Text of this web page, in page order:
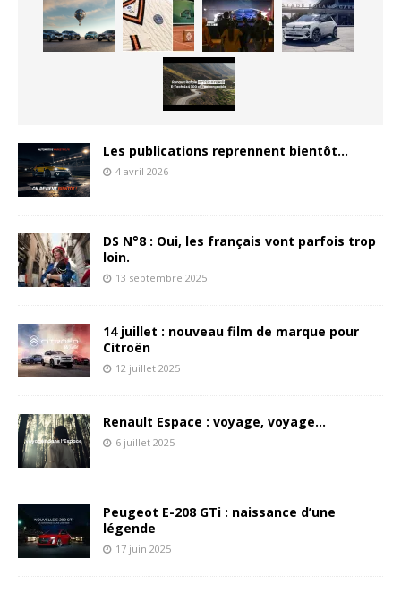
Les publications reprennent bientôt…
4 avril 2026
DS N°8 : Oui, les français vont parfois trop
loin.
13 septembre 2025
14 juillet : nouveau film de marque pour
Citroën
12 juillet 2025
Renault Espace : voyage, voyage…
6 juillet 2025
Peugeot E-208 GTi : naissance d’une
légende
17 juin 2025